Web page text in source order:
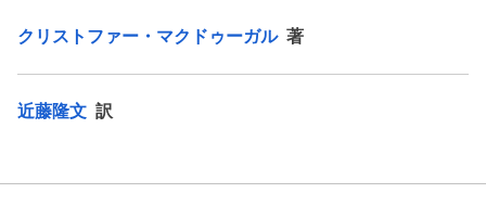
クリストファー・マクドゥーガル 著
近藤隆文 訳